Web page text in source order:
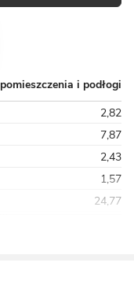
pomieszczenia i podłogi
2,82
7,87
2,43
1,57
24,77